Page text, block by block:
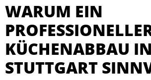
WARUM EIN
KÜCHENABBAU IN
STUTTGART